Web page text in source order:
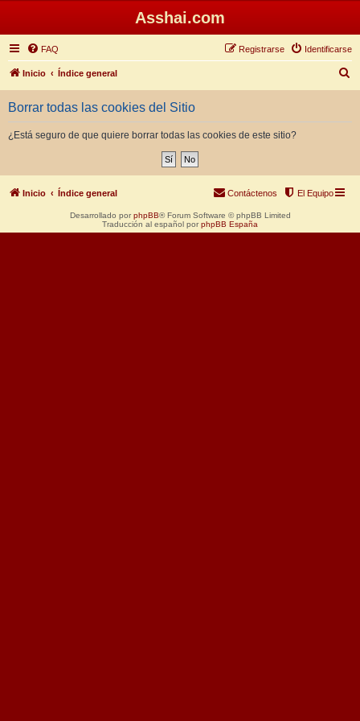
Asshai.com
FAQ Identificarse
Registrarse
Inicio Índice general
u
Borrar todas las cookies del Sitio
¿Está seguro de que quiere borrar todas las cookies de este sitio?
Inicio Índice general El Equipo
Contáctenos
Desarrollado por phpBB® Forum Software © phpBB Limited
Traducción al español por phpBB España